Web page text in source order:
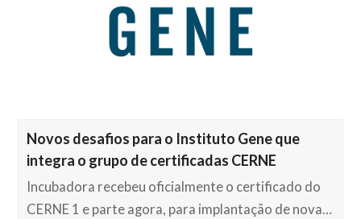
Novos desafios para o Instituto Gene que
integra o grupo de certificadas CERNE
Incubadora recebeu oficialmente o certificado do
CERNE 1 e parte agora, para implantação de nova…